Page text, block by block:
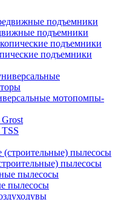
подъемники
подъемники
мотопомпы-
пылесосы
пылесосы